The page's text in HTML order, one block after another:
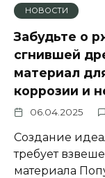
НОВОСТИ
Забудьте о
сгнившей
материал
коррозии и
06.04.2025
Создание
требует
материала